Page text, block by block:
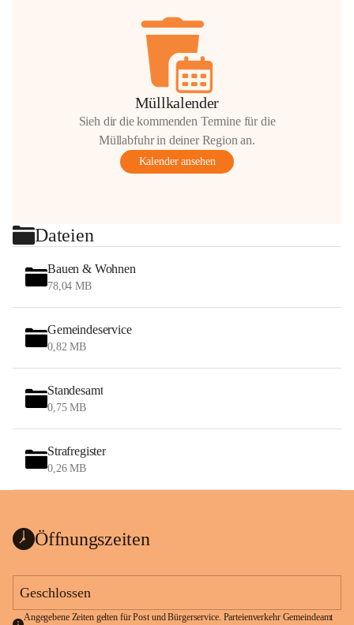
Müllkalender
Sieh dir die kommenden Termine für die
Müllabfuhr in deiner Region an.
Kalender ansehen
Dateien
Bauen & Wohnen
78,04 MB
Gemeindeservice
0,82 MB
Standesamt
0,75 MB
Strafregister
0,26 MB
Öffnungszeiten
Geschlossen
Angegebene Zeiten gelten für Post und Bürgerservice. Parteienverkehr Gemeindeamt